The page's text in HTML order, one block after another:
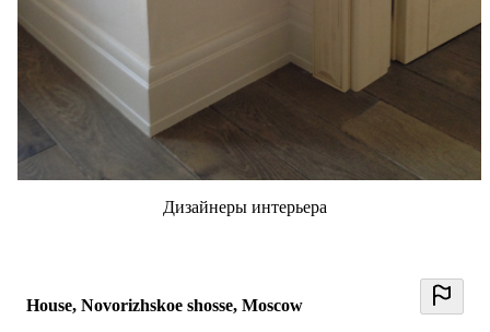
House, Novorizhskoe shosse, Moscow
Дизайнеры интерьера